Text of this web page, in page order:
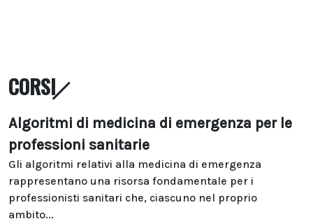
CORSI
Algoritmi di medicina di emergenza per le
professioni sanitarie
Gli algoritmi relativi alla medicina di emergenza
rappresentano una risorsa fondamentale per i
professionisti sanitari che, ciascuno nel proprio
ambito...